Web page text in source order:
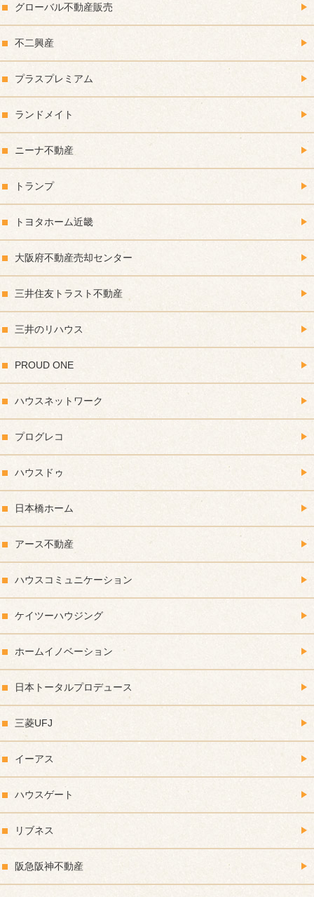
グローバル不動産販売
不二興産
プラスプレミアム
ランドメイト
ニーナ不動産
トランプ
トヨタホーム近畿
大阪府不動産売却センター
三井住友トラスト不動産
三井のリハウス
PROUD ONE
ハウスネットワーク
プログレコ
ハウスドゥ
日本橋ホーム
アース不動産
ハウスコミュニケーション
ケイツーハウジング
ホームイノベーション
日本トータルプロデュース
三菱UFJ
イーアス
ハウスゲート
リブネス
阪急阪神不動産